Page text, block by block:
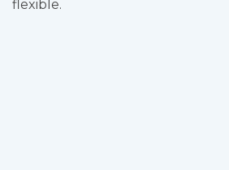
flexible.